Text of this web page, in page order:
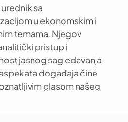
sa
u ekonomskim i
temama. Njegov
pristup i
jasnog sagledavanja
događaja čine
glasom našeg